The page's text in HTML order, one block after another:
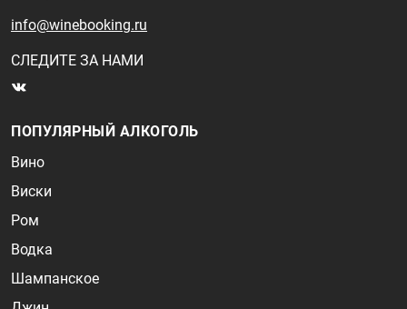
info@winebooking.ru
СЛЕДИТЕ ЗА НАМИ
ПОПУЛЯРНЫЙ АЛКОГОЛЬ
Вино
Виски
Ром
Водка
Шампанское